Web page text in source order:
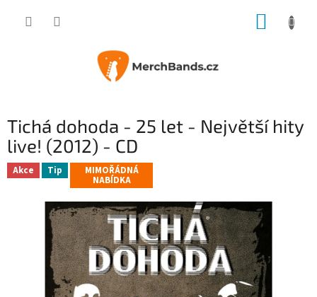
Tichá dohoda - 25 let - Největší hity
live! (2012) - CD
Akce Tip MIMOŘÁDNÁ
NABÍDKA